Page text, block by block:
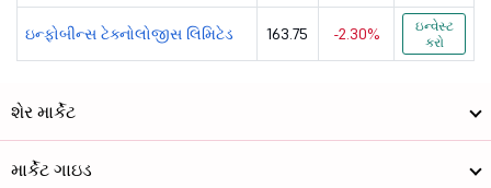
એક્સેલિયા સો... 1151 1707.94
ટેક મહિન્દ્ર...
એલટીએમ લિમિટેડ
ઇન્ફોબીન્સ ટેક્નોલોજીસ લિમિટેડ 163.75 -2.30%
ઇન્વેસ્ટ
કરો
શેર માર્કેટ
માર્કેટ ગાઇડ